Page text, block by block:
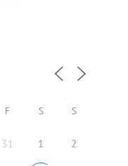
F S S
31 1 2